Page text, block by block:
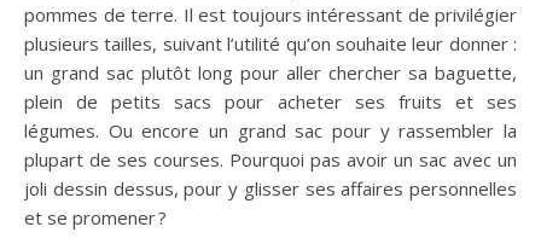
pommes de terre. Il est toujours intéressant de privilégier
plusieurs tailles, suivant l’utilité qu’on souhaite leur donner :
un grand sac plutôt long pour aller chercher sa baguette,
plein de petits sacs pour acheter ses fruits et ses
légumes. Ou encore un grand sac pour y rassembler la
plupart de ses courses. Pourquoi pas avoir un sac avec un
joli dessin dessus, pour y glisser ses affaires personnelles
et se promener ?